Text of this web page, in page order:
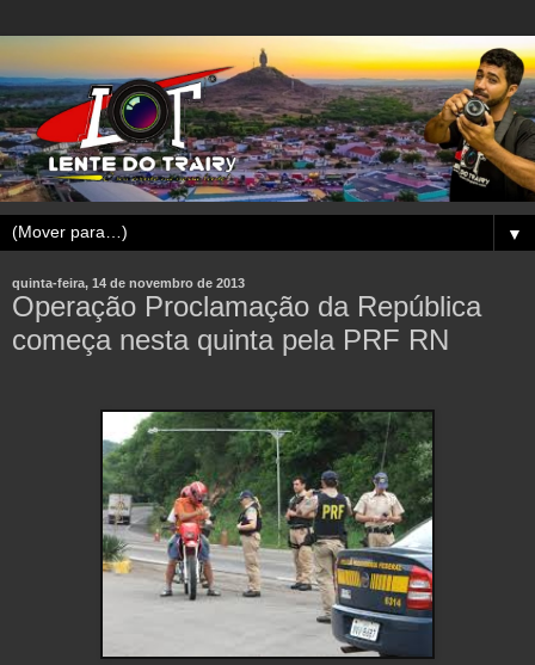
▼
quinta-feira, 14 de novembro de 2013
Operação Proclamação da República
começa nesta quinta pela PRF RN